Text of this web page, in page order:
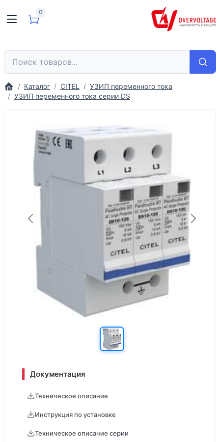
0
Каталог CITEL
УЗИП переменного тока
УЗИП переменного тока серии DS
Документация
Техническое описание
Инструкция по установке
Техническое описание серии